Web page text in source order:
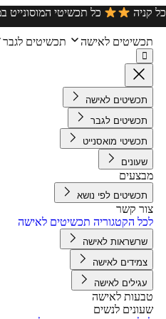
מהיר חינם על כל קניה כל
תכשיטים לאישה תכשיטים לגבר
תכשיטים לאישה
תכשיטים לגבר
תכשיטי מואסנייט
שעונים
מבצעים
תכשיטים לפי נושא
צור קשר
לכל הקטגוריה תכשיטים לאישה
שרשראות לאישה
צמידים לאישה
עגילים לאישה
טבעות לאישה
שעונים לנשים